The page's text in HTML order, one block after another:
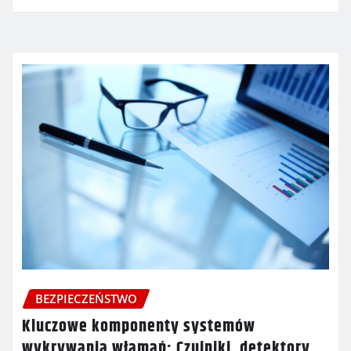
BEZPIECZEŃSTWO
Kluczowe komponenty systemów